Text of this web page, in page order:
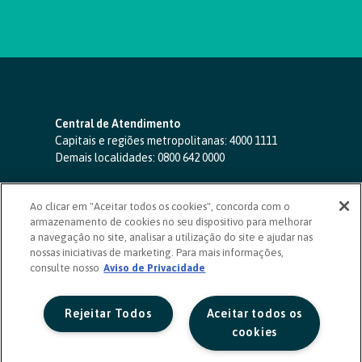
Central de Atendimento
Capitais e regiões metropolitanas: 4000 1111
Demais localidades: 0800 642 0000
SAC 24 horas-0800 724 4420
Ouvidoria
0800 725 0996
(de segunda a sexta, das 8h às 20h)
ouvidoriasicoob.com.br
Deficientes auditivos ou de fala
Ao clicar em "Aceitar todos os cookies", concorda com o
armazenamento de cookies no seu dispositivo para melhorar
a navegação no site, analisar a utilização do site e ajudar nas
nossas iniciativas de marketing. Para mais informações,
consulte nosso Aviso de Privacidade
Aceitar todos os
cookies
Rejeitar Todos